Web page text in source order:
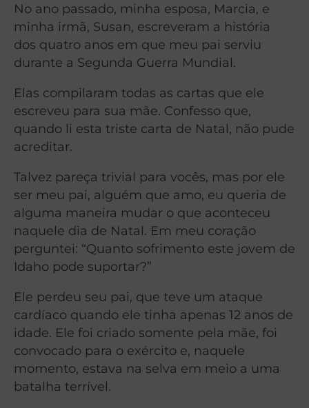
No ano passado, minha esposa, Marcia, e
minha irmã, Susan, escreveram a história
dos quatro anos em que meu pai serviu
durante a Segunda Guerra Mundial.
Elas compilaram todas as cartas que ele
escreveu para sua mãe. Confesso que,
quando li esta triste carta de Natal, não pude
acreditar.
Talvez pareça trivial para vocês, mas por ele
ser meu pai, alguém que amo, eu queria de
alguma maneira mudar o que aconteceu
naquele dia de Natal. Em meu coração
perguntei: “Quanto sofrimento este jovem de
Idaho pode suportar?”
Ele perdeu seu pai, que teve um ataque
cardíaco quando ele tinha apenas 12 anos de
idade. Ele foi criado somente pela mãe, foi
convocado para o exército e, naquele
momento, estava na selva em meio a uma
batalha terrível.